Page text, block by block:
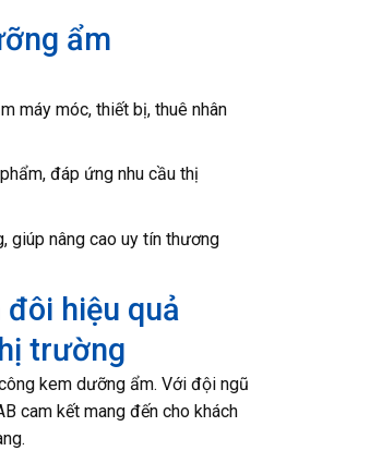
ẩm
máy móc, thiết bị, thuê nhân
đáp ứng nhu cầu thị
giúp nâng cao uy tín thương
hiệu quả
trường
kem dưỡng ẩm. Với đội ngũ
cam kết mang đến cho khách